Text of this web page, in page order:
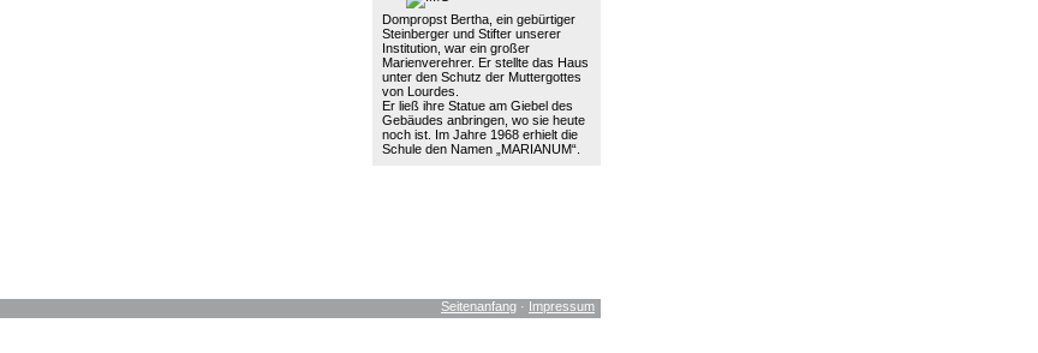
Dompropst Bertha, ein gebürtiger
Steinberger und Stifter unserer
Institution, war ein großer
Marienverehrer. Er stellte das Haus
unter den Schutz der Muttergottes
von Lourdes.
Er ließ ihre Statue am Giebel des
Gebäudes anbringen, wo sie heute
noch ist. Im Jahre 1968 erhielt die
Schule den Namen „MARIANUM“.
Seitenanfang · Impressum